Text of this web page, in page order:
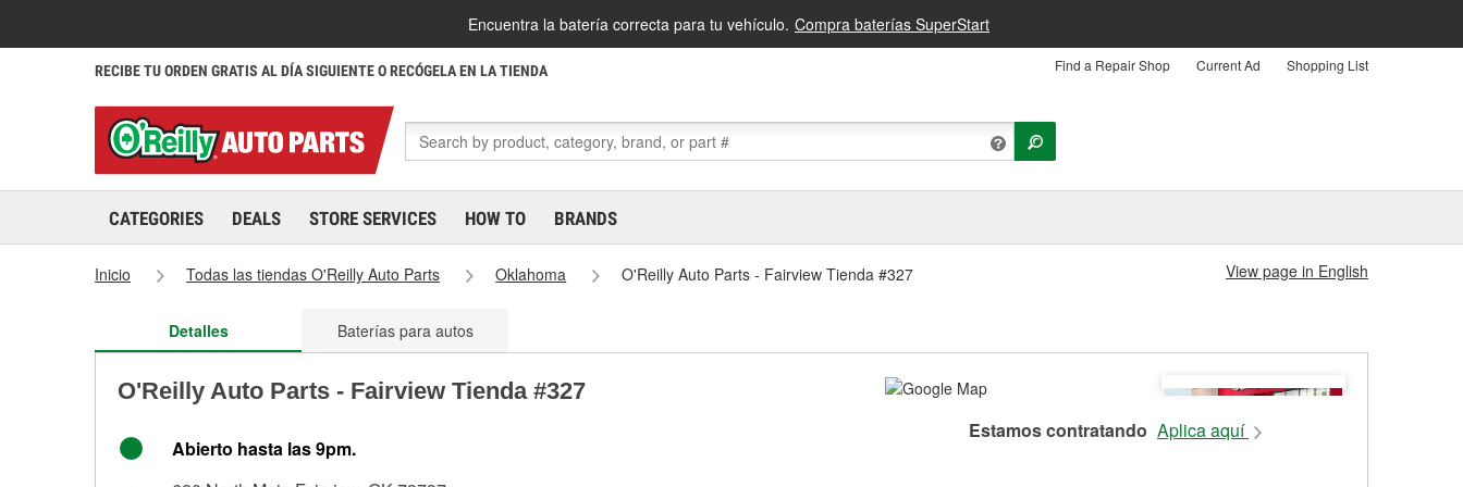
Encuentra la batería correcta para tu vehículo. Compra baterías SuperStart
RECIBE TU ORDEN GRATIS AL DÍA SIGUIENTE O RECÓGELA EN LA TIENDA Find a Repair Shop Current Ad Shopping List
CATEGORIES DEALS STORE SERVICES HOW TO BRANDS
Inicio Todas las tiendas O'Reilly Auto Parts Oklahoma O'Reilly Auto Parts - Fairview Tienda #327 View page in English
Detalles Baterías para autos
O'Reilly Auto Parts - Fairview Tienda #327
Abierto hasta las 9pm.
Estamos contratando Aplica aquí